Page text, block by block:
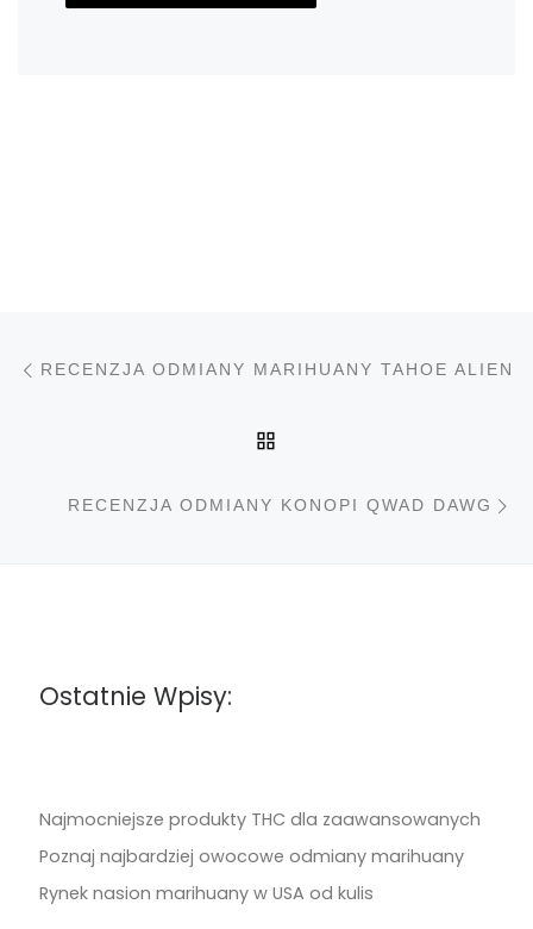
Nawigacja wpisu
RECENZJA ODMIANY MARIHUANY TAHOE ALIEN
RECENZJA ODMIANY KONOPI QWAD DAWG
Ostatnie Wpisy:
Najmocniejsze produkty THC dla zaawansowanych
Poznaj najbardziej owocowe odmiany marihuany
Rynek nasion marihuany w USA od kulis